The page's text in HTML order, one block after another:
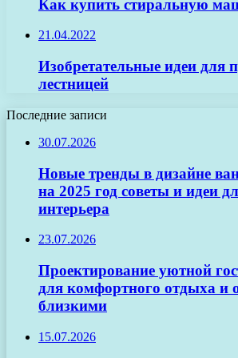
Как купить стиральную
21.04.2022
Изобретательные идеи для
лестницей
Последние записи
30.07.2026
Новые тренды в дизайне
на 2025 год советы и идеи
интерьера
23.07.2026
Проектирование уютной
для комфортного отдыха и
близкими
15.07.2026